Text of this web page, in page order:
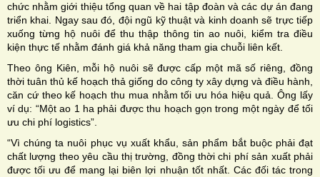
chức nhằm giới thiệu tổng quan về hai tập đoàn và các dự án đang
triển khai. Ngay sau đó, đội ngũ kỹ thuật và kinh doanh sẽ trực tiếp
xuống từng hộ nuôi để thu thập thông tin ao nuôi, kiểm tra điều
kiện thực tế nhằm đánh giá khả năng tham gia chuỗi liên kết.
Theo ông Kiên, mỗi hộ nuôi sẽ được cấp một mã số riêng, đồng
thời tuân thủ kế hoạch thả giống do công ty xây dựng và điều hành,
căn cứ theo kế hoạch thu mua nhằm tối ưu hóa hiệu quả. Ông lấy
ví dụ: “Một ao 1 ha phải được thu hoạch gọn trong một ngày để tối
ưu chi phí logistics”.
“Vì chúng ta nuôi phục vụ xuất khẩu, sản phẩm bắt buộc phải đạt
chất lượng theo yêu cầu thị trường, đồng thời chi phí sản xuất phải
được tối ưu để mang lại biên lợi nhuận tốt nhất. Các đối tác trong